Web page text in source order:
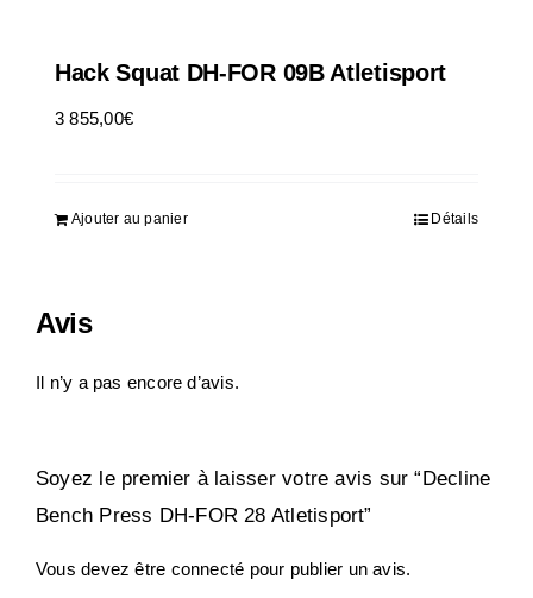
Hack Squat DH-FOR 09B Atletisport
3 855,00€
Ajouter au panier Détails
Avis
Il n’y a pas encore d’avis.
Soyez le premier à laisser votre avis sur “Decline
Bench Press DH-FOR 28 Atletisport”
Vous devez être connecté pour publier un avis.